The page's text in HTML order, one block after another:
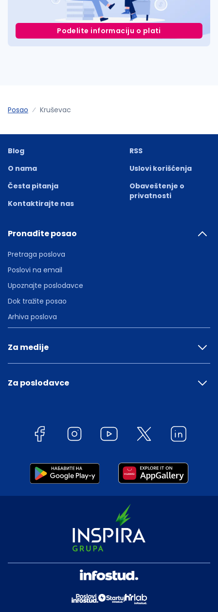
Podelite informaciju o plati
Posao Kruševac
Blog
O nama
Česta pitanja
Kontaktirajte nas
RSS
Uslovi korišćenja
Obaveštenje o
privatnosti
Pronađite posao
Pretraga poslova
Poslovi na email
Upoznajte poslodavce
Dok tražite posao
Arhiva poslova
Za medije
Za poslodavce